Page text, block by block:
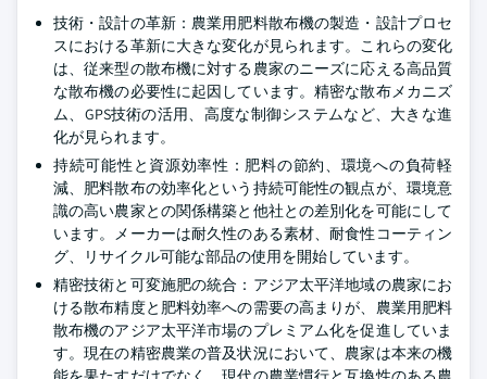
技術・設計の革新：農業用肥料散布機の製造・設計プロセ
スにおける革新に大きな変化が見られます。これらの変化
は、従来型の散布機に対する農家のニーズに応える高品質
な散布機の必要性に起因しています。精密な散布メカニズ
ム、GPS技術の活用、高度な制御システムなど、大きな進
化が見られます。
持続可能性と資源効率性：肥料の節約、環境への負荷軽
減、肥料散布の効率化という持続可能性の観点が、環境意
識の高い農家との関係構築と他社との差別化を可能にして
います。メーカーは耐久性のある素材、耐食性コーティン
グ、リサイクル可能な部品の使用を開始しています。
精密技術と可変施肥の統合：アジア太平洋地域の農家にお
ける散布精度と肥料効率への需要の高まりが、農業用肥料
散布機のアジア太平洋市場のプレミアム化を促進していま
す。現在の精密農業の普及状況において、農家は本来の機